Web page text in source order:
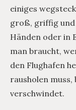
einiges
groß, griffig und
Händen oder in
man braucht,
den Flughafen
rausholen muss,
verschwindet.